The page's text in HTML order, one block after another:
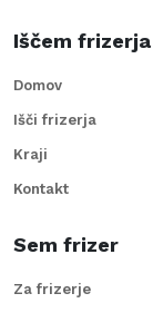
Iščem frizerja
Domov
Išči frizerja
Kraji
Kontakt
Sem frizer
Za frizerje